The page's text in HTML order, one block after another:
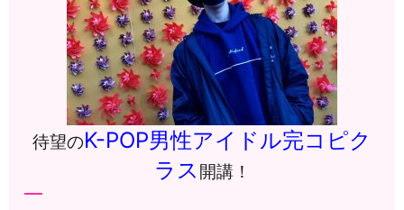
待望のK-POP男性アイドル完コピク
ラス 開講！